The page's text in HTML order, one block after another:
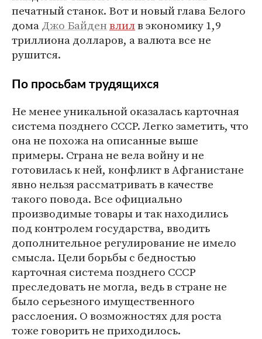
печатный станок. Вот и новый глава Белого
домаДжо Байденвлилв экономику 1,9
триллиона долларов, а валюта все не
рушится.
По просьбам трудящихся
Не менее уникальной оказалась карточная
система позднего СССР. Легко заметить, что
она не похожа на описанные выше
примеры. Страна не вела войну и не
готовилась к ней, конфликт в Афганистане
явно нельзя рассматривать в качестве
такого повода. Все официально
производимые товары и так находились
под контролем государства, вводить
дополнительное регулирование не имело
смысла. Цели борьбы с бедностью
карточная система позднего СССР
преследовать не могла, ведь в стране не
было серьезного имущественного
расслоения. О возможностях для роста
тоже говорить не приходилось.